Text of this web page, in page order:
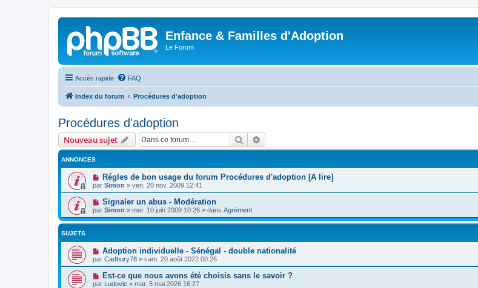
Enfance & Familles d'Adoption
Le Forum
Accès rapide FAQ
Index du forum Procédures d'adoption
Procédures d'adoption
Nouveau sujet Rechercher
ANNONCES
Régles de bon usage du forum Procédures d'adoption [A lire]
par Simon » ven. 20 nov. 2009 12:41
Signaler un abus - Modération
par Simon » mer. 10 juin 2009 10:26 » dans Agrément
SUJETS
Adoption individuelle - Sénégal - double nationalité
par Cadbury78 » sam. 20 août 2022 00:26
Est-ce que nous avons été choisis sans le savoir ?
par Ludovic » mar. 5 mai 2026 16:27